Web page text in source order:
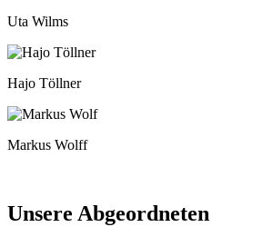
Uta Wilms
Hajo Töll­ner
Mar­kus Wolff
Unse­re Abge­ord­ne­ten